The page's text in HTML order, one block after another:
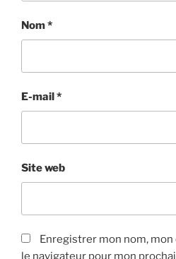
Nom*
E-mail*
Site web
Enregistrer mon nom,
le navigateur pour mon